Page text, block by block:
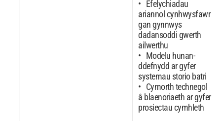
Efelychiadau
ariannol cynhwysfawr
gan gynnwys
dadansoddi gwerth
ailwerthu
Modelu hunan-
ddefnydd ar gyfer
systemau storio batri
Cymorth technegol
â blaenoriaeth ar gyfer
prosiectau cymhleth